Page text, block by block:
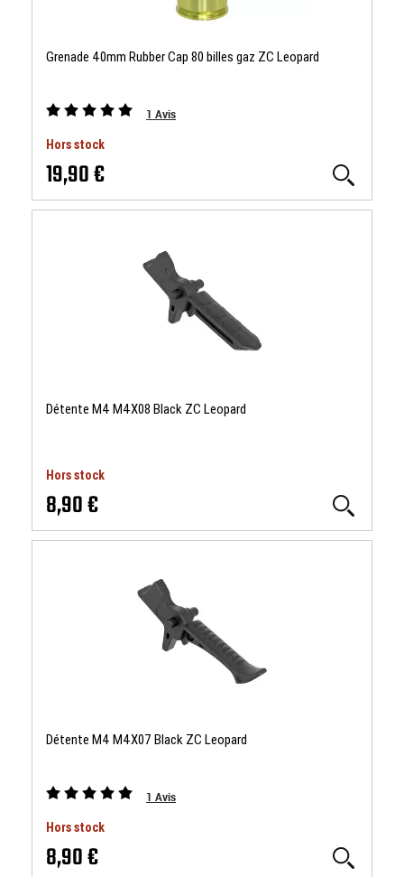
Grenade 40mm Rubber Cap 80 billes gaz ZC Leopard
1 Avis
Hors stock
19,90 €
Détente M4 M4X08 Black ZC Leopard
Hors stock
8,90 €
Détente M4 M4X07 Black ZC Leopard
1 Avis
Hors stock
8,90 €